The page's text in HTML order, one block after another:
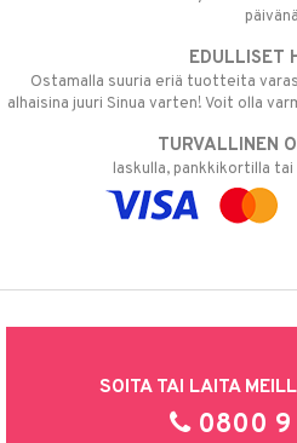
päivänä
EDULLISET
Ostamalla suuria eriä tuotteita
alhaisina juuri Sinua varten! Voit olla
TURVALLINEN
laskulla, pankkikortilla
SOITA TAI LAITA
0800 9